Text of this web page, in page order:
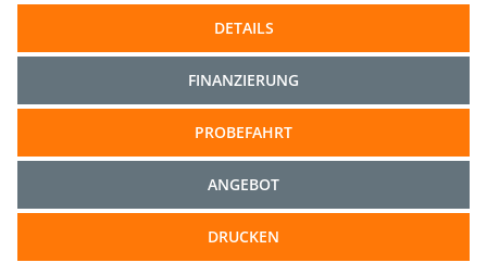
DETAILS
FINANZIERUNG
PROBEFAHRT
ANGEBOT
DRUCKEN